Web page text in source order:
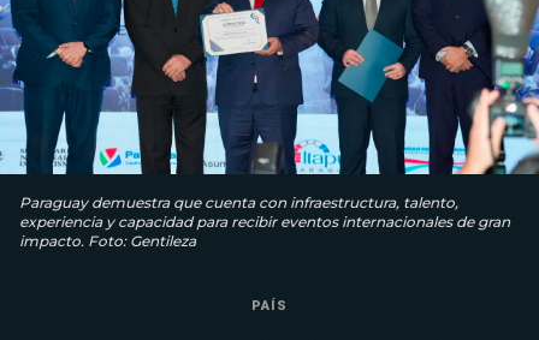
Paraguay demuestra que cuenta con infraestructura, talento,
experiencia y capacidad para recibir eventos internacionales de gran
impacto. Foto: Gentileza
PAÍS